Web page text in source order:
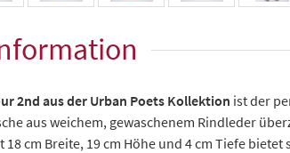
2nd aus der Urban Poets Kollektion ist der
aus weichem, gewaschenem Rindleder
18 cm Breite, 19 cm Höhe und 4 cm Tiefe